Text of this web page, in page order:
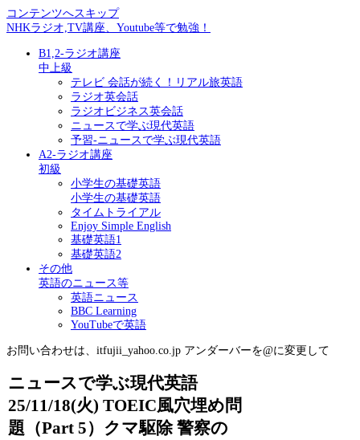
コンテンツへスキップ
NHKラジオ,TV講座、Youtube等で勉強！
B1,2-ラジオ講座
中上級
テレビ 会話が続く！リアル旅英語
ラジオ英会話
ラジオビジネス英会話
ニュースで学ぶ現代英語
予習-ニュースで学ぶ現代英語
A2-ラジオ講座
初級
小学生の基礎英語
小学生の基礎英語
タイムトライアル
Enjoy Simple English
基礎英語1
基礎英語2
その他
英語のニュース等
英語ニュース
BBC Learning
YouTubeで英語
お問い合わせは、itfujii_yahoo.co.jp アンダーバーを@に変更して
ニュースで学ぶ現代英語
25/11/18(火) TOEIC風穴埋め問
題（Part 5）クマ駆除 警察の